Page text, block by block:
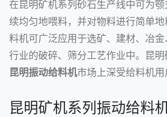
在昆明矿机系列砂石生产线中可为颚
续均匀地喂料，并对物料进行简单地
料机可广泛应用于选矿、建材、冶
行业的破碎、筛分工艺作业中。 昆
昆明振动给料机市场上深受给料机用
昆明矿机系列振动给料机